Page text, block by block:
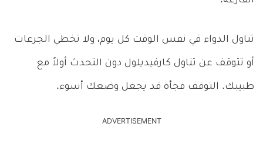
تناول الدواء في نفس الوقت كل يوم، ولا تخطي الجرعات
أو تتوقف عن تناول كارفيديلول دون التحدث أولاً مع
طبيبك. التوقف فجأة قد يجعل وضعك أسوء.
ADVERTISEMENT